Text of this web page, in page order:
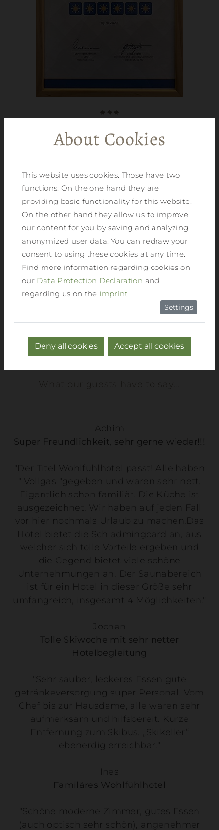
Holiday Check
“Holidays always have to do with trust. We
are very pleased that we were able to
fulfil your expectations of a wonderful
holiday! We are happy to take the great
reviews as an incentive for the next time
you entrust us with your valuable holiday!
See you soon in the Ennstal! The Reiter
family and the great team, to whom we
Achim
Super Freundlichkeit, sehr gerne wieder!!!
"Der Titel Wohlfühlhotel passt! Alle haben
" Vollgas "gegeben und waren sehr nett.
Eigentlich schon familiär. Die Küche ist
ausgezeichnet. Wir haben auf jeden Fall
vor hier nochmals Urlaub zu machen.Das
Hotel bietet die Schladmingcard an, aus
welcher sich tolle Vorteile ergeben und
die Gegend bietet viele schöne
Unternehmungen an. Der Saunabereich
ist für ein Hotel in dieser Größe sehr
umfangreich, insgesamt 4 Möglichkeiten."
Jochen
Tolle Skiwoche mit sehr netter
Hotelbegleitung
"Sehr sauber, leckeres Essen gute
getränkeversorgung super Personal. Vom
Chef bis zur Hausdame, alle waren sehr
aufmerksam und hilfsbereit. Kurze
Entfernung zum Skibus. „Skikeller“
ebenerdig erreichbar."
Ines
Familäres Wohlfühlhotel
"Schöne moderne Zimmer, gutes Essen
(auch optisch sehr schön), angenehmer
About Cookies
This website uses cookies. Those have two
functions: On the one hand they are
providing basic functionality for this website.
On the other hand they allow us to improve
our content for you by saving and analyzing
anonymized user data. You can redraw your
consent to using these cookies at any time.
Find more information regarding cookies on
our Data Protection Declaration and
regarding us on the Imprint.
Settings
Deny all cookies Accept all cookies